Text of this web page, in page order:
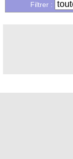
Filtrer :